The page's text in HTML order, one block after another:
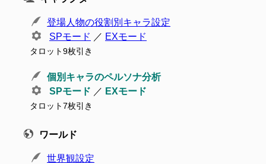
登場人物の役割別キャラ設定
SPモード ／ EXモード
タロット9枚引き
個別キャラのペルソナ分析
SPモード ／ EXモード
タロット7枚引き
ワールド
世界観設定